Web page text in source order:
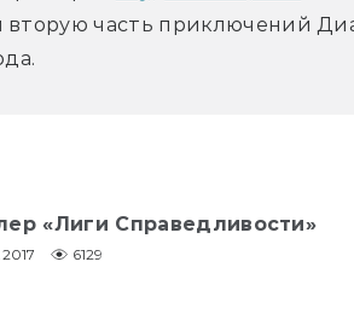
вторую часть приключений
«Лиги Справедливости»
6129